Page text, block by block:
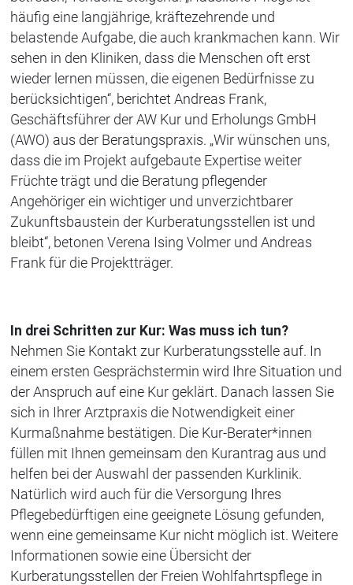
häufig eine langjährige, kräftezehrende und
belastende Aufgabe, die auch krankmachen kann. Wir
sehen in den Kliniken, dass die Menschen oft erst
wieder lernen müssen, die eigenen Bedürfnisse zu
berücksichtigen“, berichtet Andreas Frank,
Geschäftsführer der AW Kur und Erholungs GmbH
(AWO) aus der Beratungspraxis. „Wir wünschen uns,
dass die im Projekt aufgebaute Expertise weiter
Früchte trägt und die Beratung pflegender
Angehöriger ein wichtiger und unverzichtbarer
Zukunftsbaustein der Kurberatungsstellen ist und
bleibt“, betonen Verena Ising Volmer und Andreas
Frank für die Projektträger.
In drei Schritten zur Kur: Was muss ich tun?
Nehmen Sie Kontakt zur Kurberatungsstelle auf. In
einem ersten Gesprächstermin wird Ihre Situation und
der Anspruch auf eine Kur geklärt. Danach lassen Sie
sich in Ihrer Arztpraxis die Notwendigkeit einer
Kurmaßnahme bestätigen. Die Kur-Berater*innen
füllen mit Ihnen gemeinsam den Kurantrag aus und
helfen bei der Auswahl der passenden Kurklinik.
Natürlich wird auch für die Versorgung Ihres
Pflegebedürftigen eine geeignete Lösung gefunden,
wenn eine gemeinsame Kur nicht möglich ist. Weitere
Informationen sowie eine Übersicht der
Kurberatungsstellen der Freien Wohlfahrtspflege in